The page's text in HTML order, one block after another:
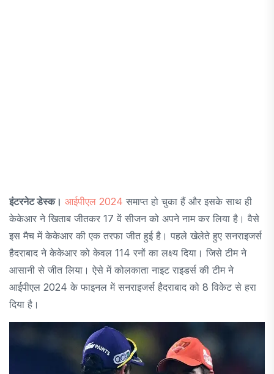
इंटरनेट डेस्क। आईपीएल 2024 समाप्त हो चुका हैं और इसके साथ ही
केकेआर ने खिताब जीतकर 17 वें सीजन को अपने नाम कर लिया है। वैसे
इस मैच में केकेआर की एक तरफा जीत हुई है। पहले खेलेते हुए सनराइजर्स
हैदराबाद ने केकेआर को केवल 114 रनों का लक्ष्य दिया। जिसे टीम ने
आसानी से जीत लिया। ऐसे में कोलकाता नाइट राइडर्स की टीम ने
आईपीएल 2024 के फाइनल में सनराइजर्स हैदराबाद को 8 विकेट से हरा
दिया है।